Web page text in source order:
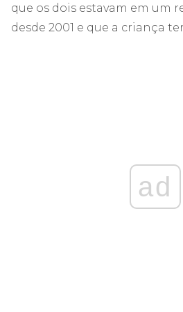
que os dois estavam em um
desde 2001 e que a criança
ad